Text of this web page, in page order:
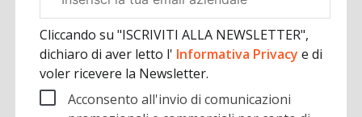
aziendale
Cliccando su "ISCRIVITI ALLA NEWSLETTER",
dichiaro di aver letto l' Informativa Privacye di
voler ricevere la Newsletter.
Acconsento all'invio di comunicazioni